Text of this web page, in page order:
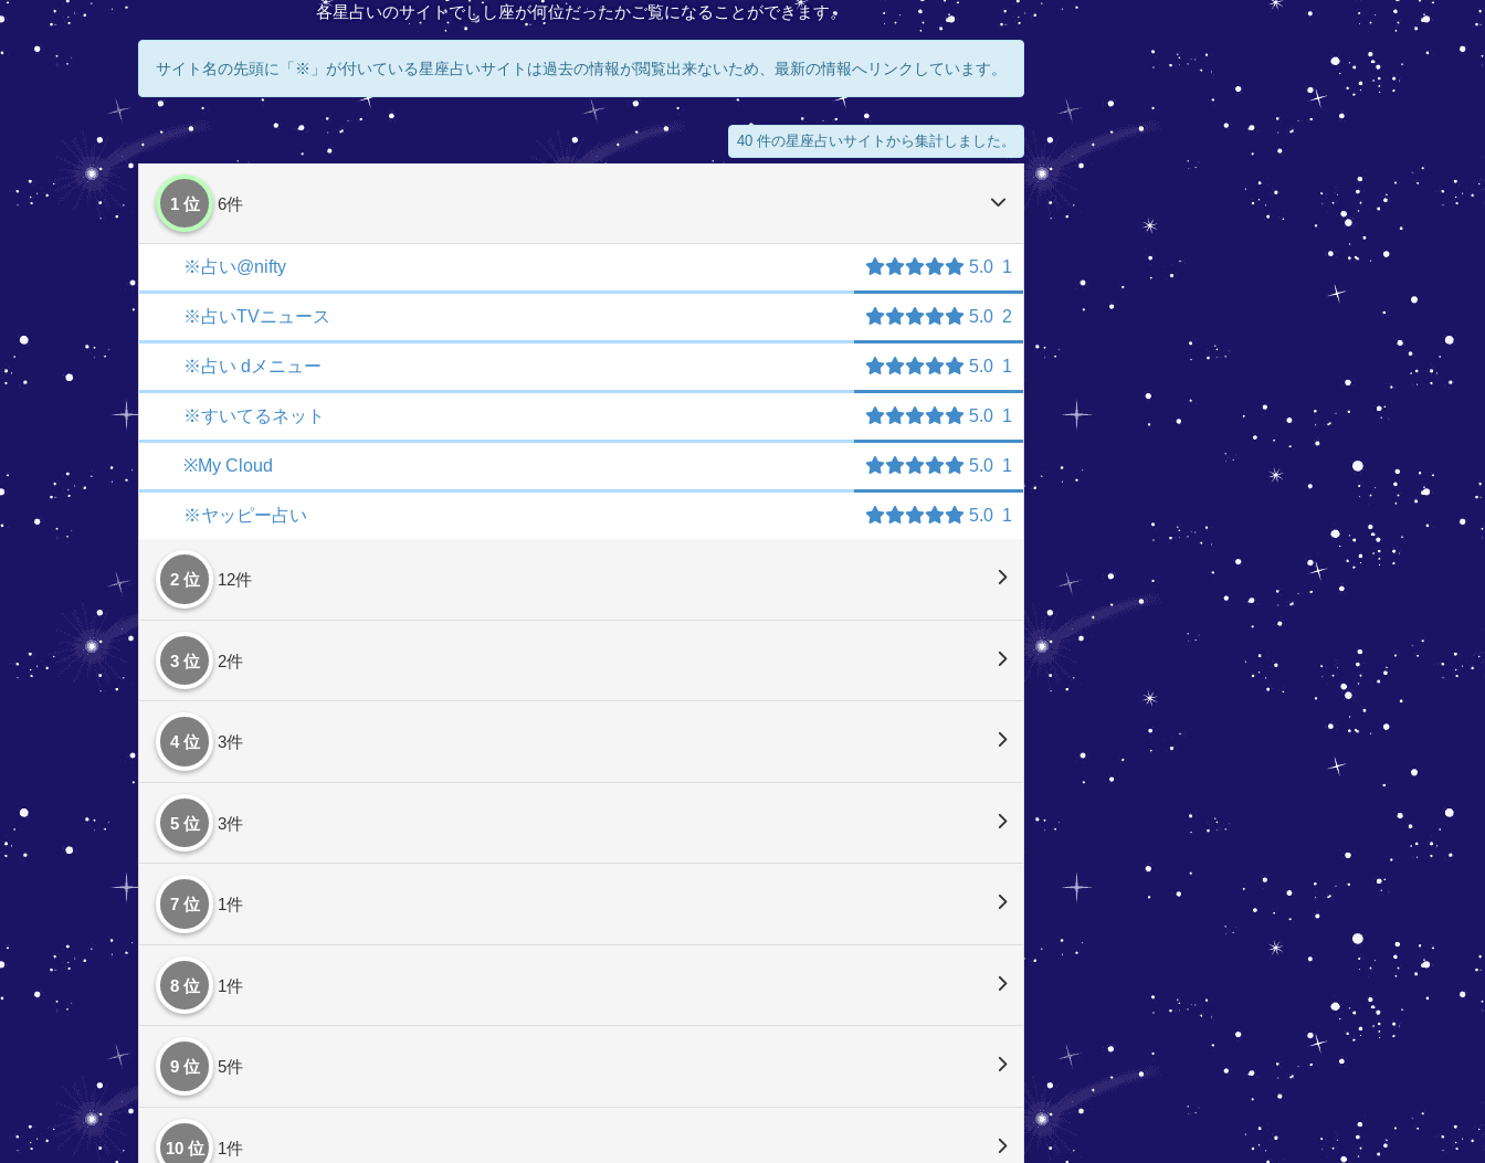
各星占いのサイトでしし座が何位だったかご覧になることができます。
サイト名の先頭に「※」が付いている星座占いサイトは過去の情報が閲覧出来ないため、最新の情報へリンクしています。
40 件の星座占いサイトから集計しました。
1 位 6件
※占い@nifty 5.0 1
※占いTVニュース 5.0 2
※占い dメニュー 5.0 1
※すいてるネット 5.0 1
※My Cloud 5.0 1
※ヤッピー占い 5.0 1
2 位 12件
3 位 2件
4 位 3件
5 位 3件
7 位 1件
8 位 1件
9 位 5件
10 位 1件